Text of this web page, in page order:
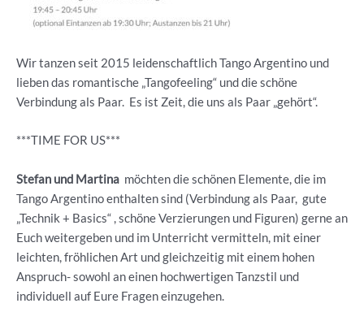
Wir tanzen seit 2015 leidenschaftlich Tango Argentino und
lieben das romantische „Tangofeeling“ und die schöne
Verbindung als Paar. Es ist Zeit, die uns als Paar „gehört“.
***TIME FOR US***
Stefan und Martina möchten die schönen Elemente, die im
Tango Argentino enthalten sind (Verbindung als Paar, gute
„Technik + Basics“ , schöne Verzierungen und Figuren) gerne an
Euch weitergeben und im Unterricht vermitteln, mit einer
leichten, fröhlichen Art und gleichzeitig mit einem hohen
Anspruch- sowohl an einen hochwertigen Tanzstil und
individuell auf Eure Fragen einzugehen.